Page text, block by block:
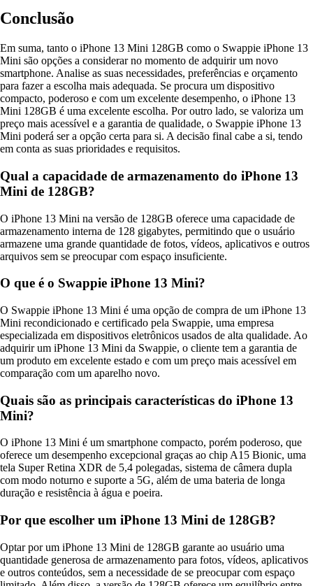
Conclusão
Em suma, tanto o iPhone 13 Mini 128GB como o Swappie iPhone 13
Mini são opções a considerar no momento de adquirir um novo
smartphone. Analise as suas necessidades, preferências e orçamento
para fazer a escolha mais adequada. Se procura um dispositivo
compacto, poderoso e com um excelente desempenho, o iPhone 13
Mini 128GB é uma excelente escolha. Por outro lado, se valoriza um
preço mais acessível e a garantia de qualidade, o Swappie iPhone 13
Mini poderá ser a opção certa para si. A decisão final cabe a si, tendo
em conta as suas prioridades e requisitos.
Qual a capacidade de armazenamento do iPhone 13
Mini de 128GB?
O iPhone 13 Mini na versão de 128GB oferece uma capacidade de
armazenamento interna de 128 gigabytes, permitindo que o usuário
armazene uma grande quantidade de fotos, vídeos, aplicativos e outros
arquivos sem se preocupar com espaço insuficiente.
O que é o Swappie iPhone 13 Mini?
O Swappie iPhone 13 Mini é uma opção de compra de um iPhone 13
Mini recondicionado e certificado pela Swappie, uma empresa
especializada em dispositivos eletrônicos usados de alta qualidade. Ao
adquirir um iPhone 13 Mini da Swappie, o cliente tem a garantia de
um produto em excelente estado e com um preço mais acessível em
comparação com um aparelho novo.
Quais são as principais características do iPhone 13
Mini?
O iPhone 13 Mini é um smartphone compacto, porém poderoso, que
oferece um desempenho excepcional graças ao chip A15 Bionic, uma
tela Super Retina XDR de 5,4 polegadas, sistema de câmera dupla
com modo noturno e suporte a 5G, além de uma bateria de longa
duração e resistência à água e poeira.
Por que escolher um iPhone 13 Mini de 128GB?
Optar por um iPhone 13 Mini de 128GB garante ao usuário uma
quantidade generosa de armazenamento para fotos, vídeos, aplicativos
e outros conteúdos, sem a necessidade de se preocupar com espaço